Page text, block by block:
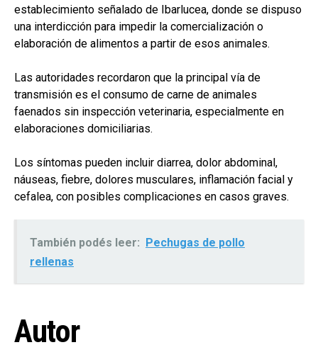
establecimiento señalado de Ibarlucea, donde se dispuso
una interdicción para impedir la comercialización o
elaboración de alimentos a partir de esos animales.
Las autoridades recordaron que la principal vía de
transmisión es el consumo de carne de animales
faenados sin inspección veterinaria, especialmente en
elaboraciones domiciliarias.
Los síntomas pueden incluir diarrea, dolor abdominal,
náuseas, fiebre, dolores musculares, inflamación facial y
cefalea, con posibles complicaciones en casos graves.
También podés leer: Pechugas de pollo
rellenas
Autor